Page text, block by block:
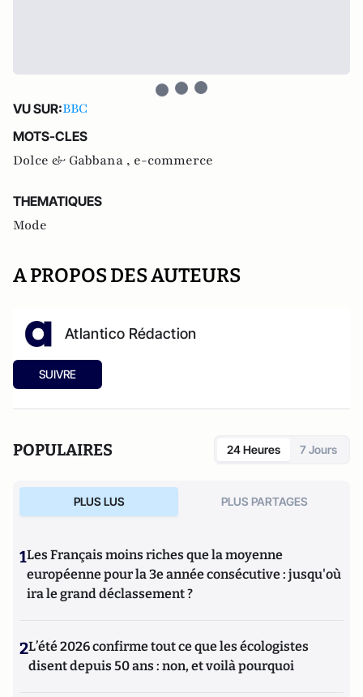
VU SUR:BBC
MOTS-CLES
Dolce & Gabbana , e-commerce
THEMATIQUES
Mode
A PROPOS DES AUTEURS
Atlantico Rédaction
SUIVRE
POPULAIRES 24 Heures 7 Jours
PLUS LUS PLUS PARTAGES
1Les Français moins riches que la moyenne
européenne pour la 3e année consécutive : jusqu'où
ira le grand déclassement ?
2L’été 2026 confirme tout ce que les écologistes
disent depuis 50 ans : non, et voilà pourquoi